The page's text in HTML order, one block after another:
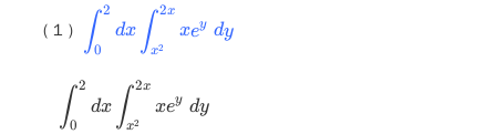
（１）
\displaystyle
\int^{2}_{0}dx\int^{2x}_{x^2}xe^y
\ dy
∫0
2
dx ∫x2
2x
xey dy
\begin{aligned}&\ \ \ \ \displaystyle
\int^{2}_{0}dx\int^{2x}_{x^2}xe^y \
∫0
2
dx ∫x2
2x
xey dy